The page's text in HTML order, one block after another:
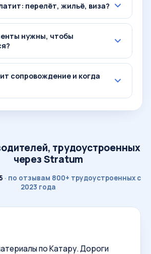
перелёт, жильё, виза?
нужны, чтобы
сопровождение и когда
трудоустроенных
через Stratum
· по отзывам 800+ трудоустроенных с
2023 года
по Катару. Дороги